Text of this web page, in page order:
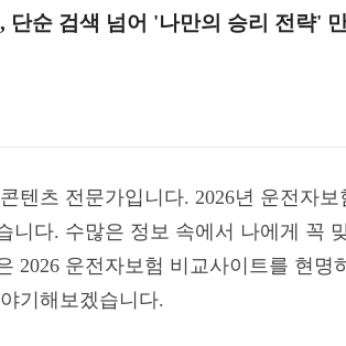
단순 검색 넘어 '나만의 승리 전략'
텐츠 전문가입니다. 2026년 운전자
니다. 수많은 정보 속에서 나에게 꼭
2026 운전자보험 비교사이트를 현
기해보겠습니다.